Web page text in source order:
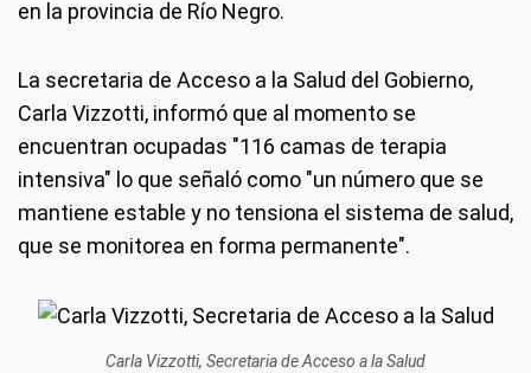
en la provincia de Río Negro.
La secretaria de Acceso a la Salud del Gobierno,
Carla Vizzotti, informó que al momento se
encuentran ocupadas "116 camas de terapia
intensiva" lo que señaló como "un número que se
mantiene estable y no tensiona el sistema de salud,
que se monitorea en forma permanente".
Carla Vizzotti, Secretaria de Acceso a la Salud